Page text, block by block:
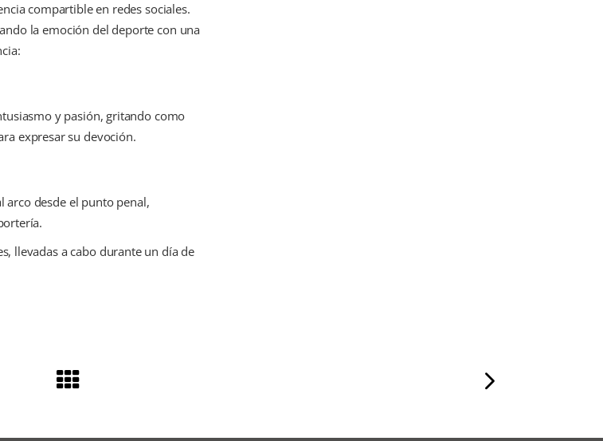
compartible en redes sociales.
la emoción del deporte con una
y pasión, gritando como
expresar su devoción.
arco desde el punto penal,
llevadas a cabo durante un día de